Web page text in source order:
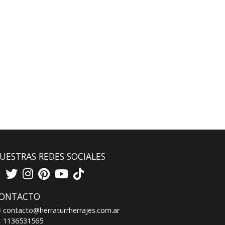
REDES SOCIALES
contacto@herraturrherrajes.com.ar
1136531565